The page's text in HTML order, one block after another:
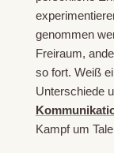
genommen
Freiraum,
so fort. Weiß
Unterschiede
Kampf um